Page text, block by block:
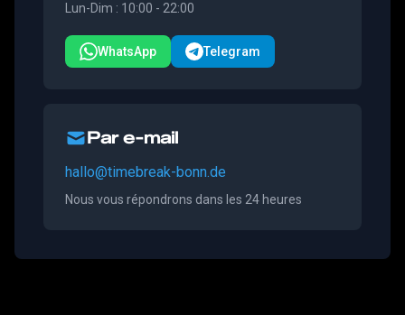
Lun-Dim : 10:00 - 22:00
WhatsApp Telegram
Par e-mail
hallo@timebreak-bonn.de
Nous vous répondrons dans les 24 heures